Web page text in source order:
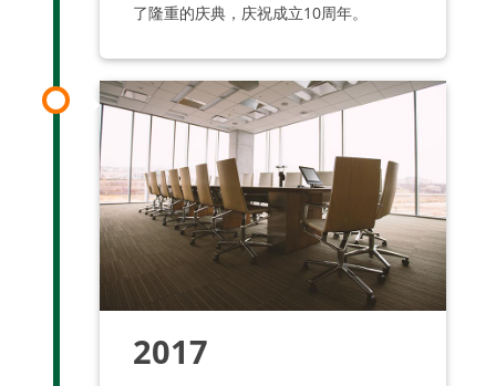
了隆重的庆典，庆祝成立10周年。
2017